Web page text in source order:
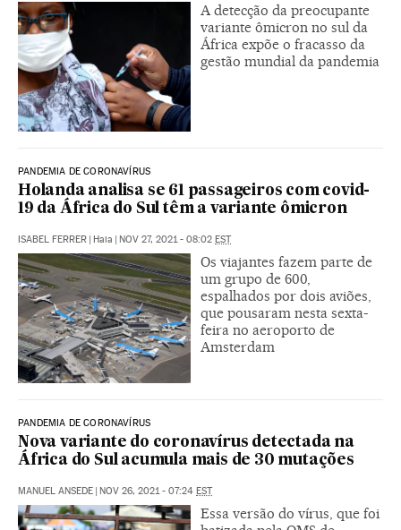
A detecção da preocupante
variante ômicron no sul da
África expõe o fracasso da
gestão mundial da pandemia
PANDEMIA DE CORONAVÍRUS
Holanda analisa se 61 passageiros com covid-
19 da África do Sul têm a variante ômicron
ISABEL FERRER | Haia | NOV 27, 2021 - 08:02 EST
Os viajantes fazem parte de
um grupo de 600,
espalhados por dois aviões,
que pousaram nesta sexta-
feira no aeroporto de
Amsterdam
PANDEMIA DE CORONAVÍRUS
Nova variante do coronavírus detectada na
África do Sul acumula mais de 30 mutações
MANUEL ANSEDE | NOV 26, 2021 - 07:24 EST
Essa versão do vírus, que foi